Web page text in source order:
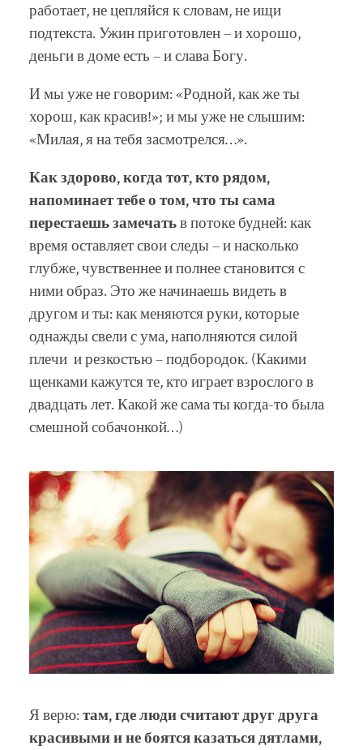
работает, не цепляйся к словам, не ищи
подтекста. Ужин приготовлен – и хорошо,
деньги в доме есть – и слава Богу.
И мы уже не говорим: «Родной, как же ты
хорош, как красив!»; и мы уже не слышим:
«Милая, я на тебя засмотрелся…».
Как здорово, когда тот, кто рядом,
напоминает тебе о том, что ты сама
перестаешь замечатьв потоке будней: как
время оставляет свои следы – и насколько
глубже, чувственнее и полнее становится с
ними образ. Это же начинаешь видеть в
другом и ты: как меняются руки, которые
однажды свели с ума, наполняются силой
плечи и резкостью – подбородок. (Какими
щенками кажутся те, кто играет взрослого в
двадцать лет. Какой же сама ты когда-то была
смешной собачонкой…)
Я верю:там, где люди считают друг друга
красивыми и не боятся казаться дятлами,